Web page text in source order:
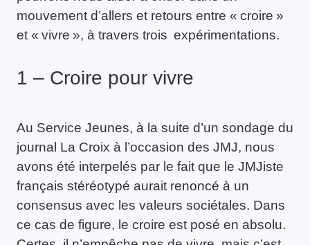
mouvement d’allers et retours entre « croire »
et « vivre », à travers trois expérimentations.
1 – Croire pour vivre
Au Service Jeunes, à la suite d’un sondage du
journal La Croix à l’occasion des JMJ, nous
avons été interpelés par le fait que le JMJiste
français stéréotypé aurait renoncé à un
consensus avec les valeurs sociétales. Dans
ce cas de figure, le croire est posé en absolu.